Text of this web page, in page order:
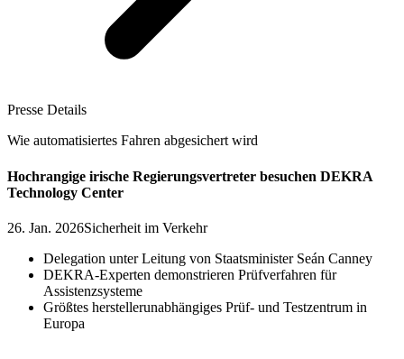
Presse Details
Wie automatisiertes Fahren abgesichert wird
Hochrangige irische Regierungsvertreter besuchen DEKRA
Technology Center
26. Jan. 2026Sicherheit im Verkehr
Delegation unter Leitung von Staatsminister Seán Canney
DEKRA-Experten demonstrieren Prüfverfahren für
Assistenzsysteme
Größtes herstellerunabhängiges Prüf- und Testzentrum in
Europa